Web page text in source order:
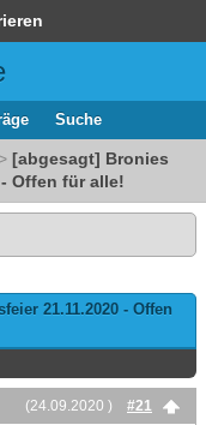
Suche
> [abgesagt] Bronies
Offen für alle!
21.11.2020 - Offen
(24.09.2020 ) #21